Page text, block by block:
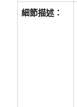
細節描述：